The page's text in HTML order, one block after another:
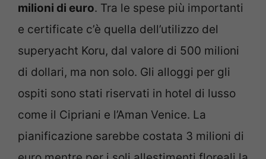
milioni di euro. Tra le spese più importanti
e certificate c’è quella dell’utilizzo del
superyacht Koru, dal valore di 500 milioni
di dollari, ma non solo. Gli alloggi per gli
ospiti sono stati riservati in hotel di lusso
come il Cipriani e l’Aman Venice. La
pianificazione sarebbe costata 3 milioni di